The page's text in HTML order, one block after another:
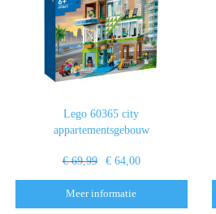
Lego 60365 city
appartementsgebouw
€ 69,99 € 64,00
Meer informatie